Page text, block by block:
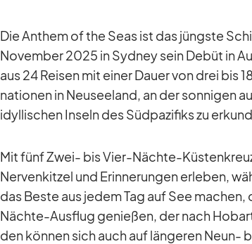
Die An­them of the Seas ist das jüngste
No­vem­ber 2025 in Syd­ney sein De­büt in
aus 24 Rei­sen mit ei­ner Dauer von drei bis
na­tio­nen in Neu­see­land, an der son­ni­gen
idyl­li­schen In­seln des Süd­pa­zi­fiks zu
Mit fünf Zwei- bis Vier-Nächte-
Ner­ven­kit­zel und Er­in­ne­run­gen er­le­ben,
das Beste aus je­dem Tag auf See
Nächte-Aus­flug ge­nie­ßen, der nach
den kön­nen sich auch auf län­ge­ren